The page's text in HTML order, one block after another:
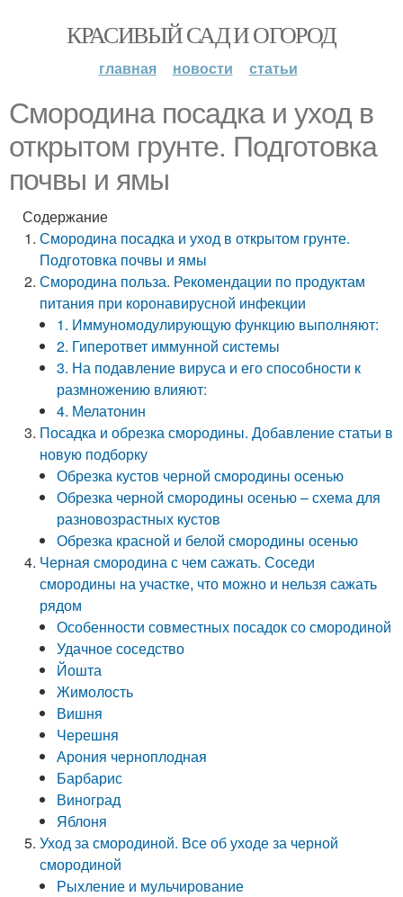
КРАСИВЫЙ САД И ОГОРОД
главная новости статьи
Смородина посадка и уход в
открытом грунте. Подготовка
почвы и ямы
Содержание
Смородина посадка и уход в открытом грунте.
Подготовка почвы и ямы
Смородина польза. Рекомендации по продуктам
питания при коронавирусной инфекции
1. Иммуномодулирующую функцию выполняют:
2. Гиперответ иммунной системы
3. На подавление вируса и его способности к
размножению влияют:
4. Мелатонин
Посадка и обрезка смородины. Добавление статьи в
новую подборку
Обрезка кустов черной смородины осенью
Обрезка черной смородины осенью – схема для
разновозрастных кустов
Обрезка красной и белой смородины осенью
Черная смородина с чем сажать. Соседи
смородины на участке, что можно и нельзя сажать
рядом
Особенности совместных посадок со смородиной
Удачное соседство
Йошта
Жимолость
Вишня
Черешня
Арония черноплодная
Барбарис
Виноград
Яблоня
Уход за смородиной. Все об уходе за черной
смородиной
Рыхление и мульчирование